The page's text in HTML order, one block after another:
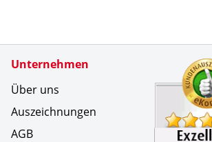
Unternehmen
Über uns
Auszeichnungen
AGB
Zertifikate